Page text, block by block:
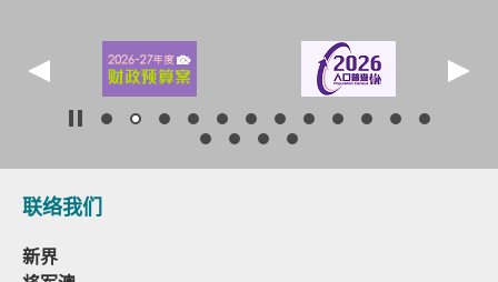
联络我们
新界